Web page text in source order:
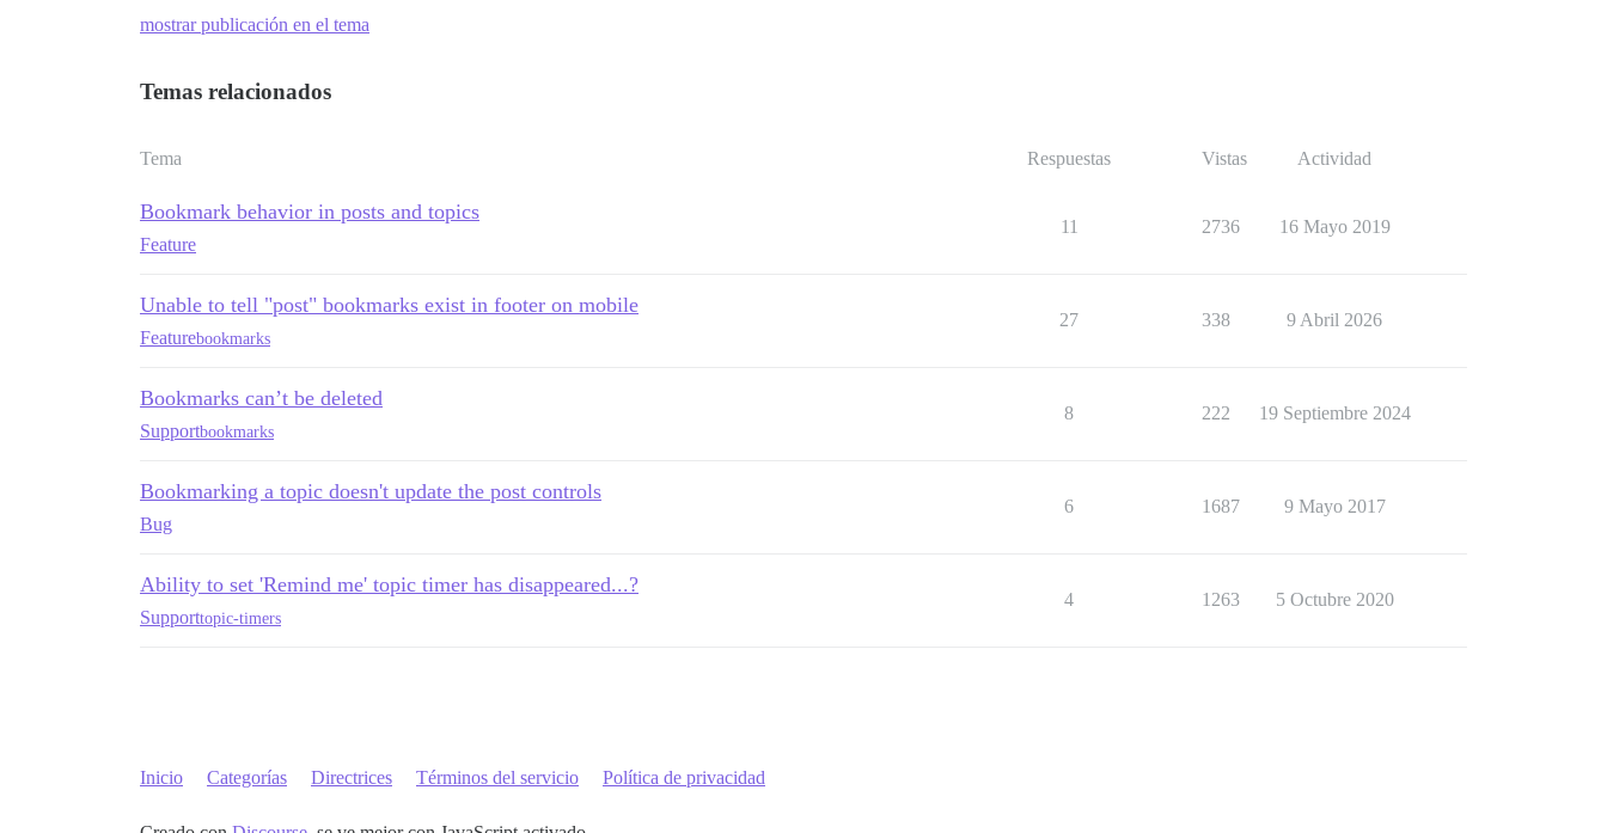
mostrar publicación en el tema
Temas relacionados
Tema Respuestas Vistas Actividad
Bookmark behavior in posts and topics
Feature
11 2736 16 Mayo 2019
Unable to tell "post" bookmarks exist in footer on mobile
Featurebookmarks
27 338 9 Abril 2026
Bookmarks can’t be deleted
Supportbookmarks
8 222 19 Septiembre 2024
Bookmarking a topic doesn't update the post controls
Bug
6 1687 9 Mayo 2017
Ability to set 'Remind me' topic timer has disappeared...?
Supporttopic-timers
4 1263 5 Octubre 2020
Inicio Categorías Directrices Términos del servicio Política de privacidad